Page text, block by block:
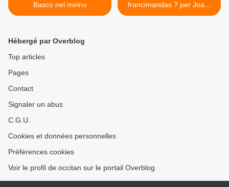
Basco nel mirino
francimandas ? per Joan-
Pèire Alari >
Hébergé par Overblog
Top articles
Pages
Contact
Signaler un abus
C.G.U.
Cookies et données personnelles
Préférences cookies
Voir le profil de occitan sur le portail Overblog